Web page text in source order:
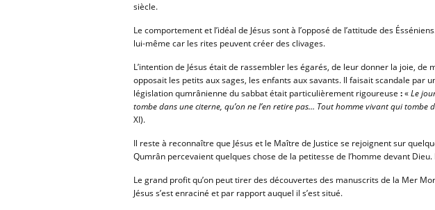
siècle.
Le comportement et l’idéal de Jésus sont à l’opposé de l’attitude des
lui-même car les rites peuvent créer des clivages.
L’intention de Jésus était de rassembler les égarés, de leur donner la joie,
opposait les petits aux sages, les enfants aux savants. Il faisait scandale par
législation qumrânienne du sabbat était particulièrement rigoureuse :«Le
tombe dans une citerne, qu’on ne l’en retire pas… Tout homme vivant qui tombe
XI).
Il reste à reconnaître que Jésus et le Maître de Justice se rejoignent sur
Qumrân percevaient quelques chose de la petitesse de l’homme devant
Le grand profit qu’on peut tirer des découvertes des manuscrits de la Mer
Jésus s’est enraciné et par rapport auquel il s’est situé.